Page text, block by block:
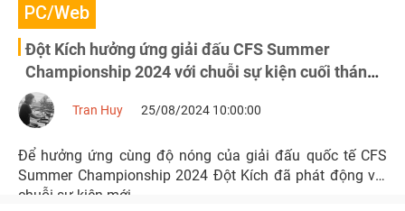
PC/Web
Đột Kích hưởng ứng giải đấu CFS Summer
Championship 2024 với chuỗi sự kiện cuối tháng
8
Tran Huy 25/08/2024 10:00:00
Để hưởng ứng cùng độ nóng của giải đấu quốc tế CFS
Summer Championship 2024 Đột Kích đã phát động với
chuỗi sự kiện mới.